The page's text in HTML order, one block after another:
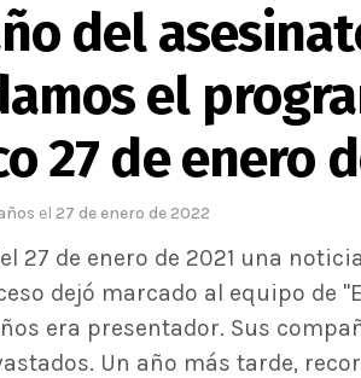
del
el
27 de enero
el 27 de enero de 2022
27 de enero de 2021 una
dejó marcado al equipo de
era presentador. Sus
Un año más tarde,